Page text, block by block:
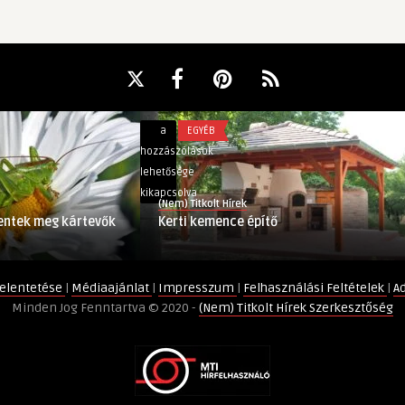
meg kártevők
Kerti
kemence
építő
bejegyzéshez
a
hozzászólások
lehetősége
kikapcsolva
EGYÉB
(Nem) Titkolt Hírek
Kerti kemence építő
| Médiaajánlat | Impresszum | Felhasználási Feltételek |
Minden Jog Fenntartva © 2020 - (Nem) Titkolt Hírek Szerkesztőség